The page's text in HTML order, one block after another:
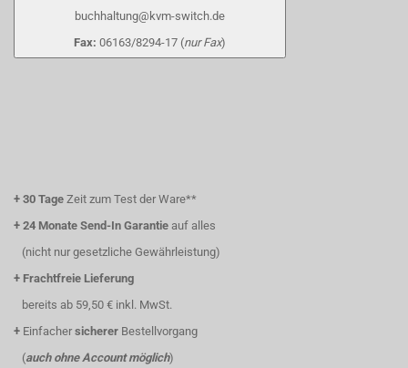
buchhaltung@kvm-switch.de
Fax: 06163/8294-17 (nur Fax)
+ 30 Tage Zeit zum Test der Ware**
+ 24 Monate Send-In Garantie auf alles
(nicht nur gesetzliche Gewährleistung)
+ Frachtfreie Lieferung
bereits ab 59,50 € inkl. MwSt.
+ Einfacher sicherer Bestellvorgang
(auch ohne Account möglich)